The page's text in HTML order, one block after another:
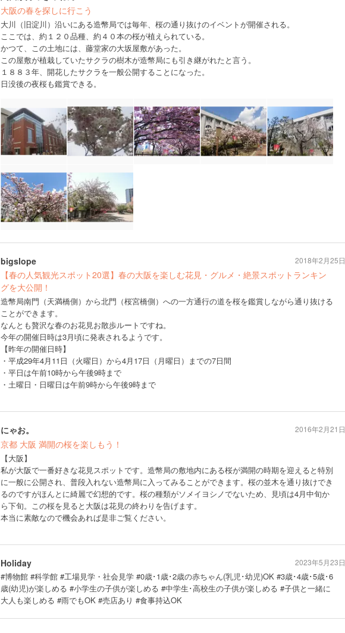
大阪の春を探しに行こう
大川（旧淀川）沿いにある造幣局では毎年、桜の通り抜けのイベントが開催される。
ここでは、約１２０品種、約４０本の桜が植えられている。
かつて、この土地には、藤堂家の大坂屋敷があった。
この屋敷が植栽していたサクラの樹木が造幣局にも引き継がれたと言う。
１８８３年、開花したサクラを一般公開することになった。
日没後の夜桜も鑑賞できる。
bigslope
【春の人気観光スポット20選】春の大阪を楽しむ花見・グルメ・絶景スポットランキン
グを大公開！
造幣局南門（天満橋側）から北門（桜宮橋側）への一方通行の道を桜を鑑賞しながら通り抜ける
ことができます。
なんとも贅沢な春のお花見お散歩ルートですね。
今年の開催日時は3月頃に発表されるようです。
【昨年の開催日時】
・平成29年4月11日（火曜日）から4月17日（月曜日）までの7日間
・平日は午前10時から午後9時まで
・土曜日・日曜日は午前9時から午後9時まで
2018年2月25日
にゃお。
京都 大阪 満開の桜を楽しもう！
【大阪】
私が大阪で一番好きな花見スポットです。造幣局の敷地内にある桜が満開の時期を迎えると特別
に一般に公開され、普段入れない造幣局に入ってみることができます。桜の並木を通り抜けでき
るのですがほんとに綺麗で幻想的です。桜の種類がソメイヨシノでないため、見頃は4月中旬か
ら下旬。この桜を見ると大阪は花見の終わりを告げます。
本当に素敵なので機会あれば是非ご覧ください。
2016年2月21日
Holiday
#博物館 #科学館 #工場見学・社会見学 #0歳･1歳･2歳の赤ちゃん(乳児･幼児)OK #3歳･4歳･5歳･6
歳(幼児)が楽しめる #小学生の子供が楽しめる #中学生･高校生の子供が楽しめる #子供と一緒に
大人も楽しめる #雨でもOK #売店あり #食事持込OK
2023年5月23日